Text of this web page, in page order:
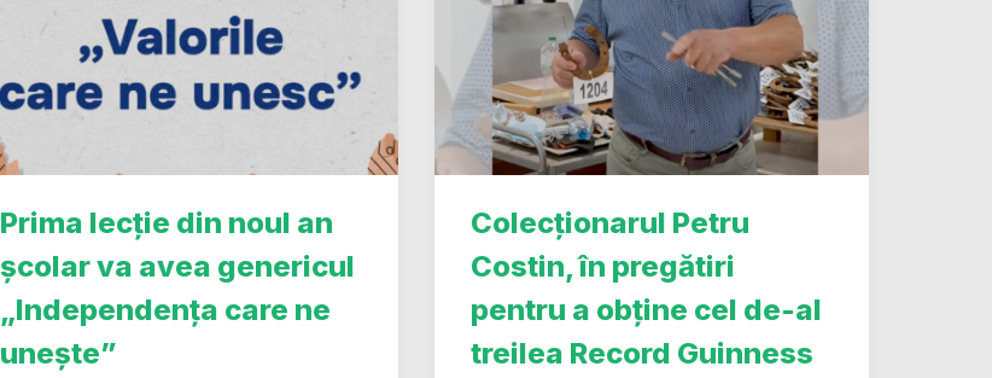
Prima lecție din noul an
școlar va avea genericul
„Independența care ne
unește”
Colecționarul Petru
Costin, în pregătiri
pentru a obține cel de-al
treilea Record Guinness